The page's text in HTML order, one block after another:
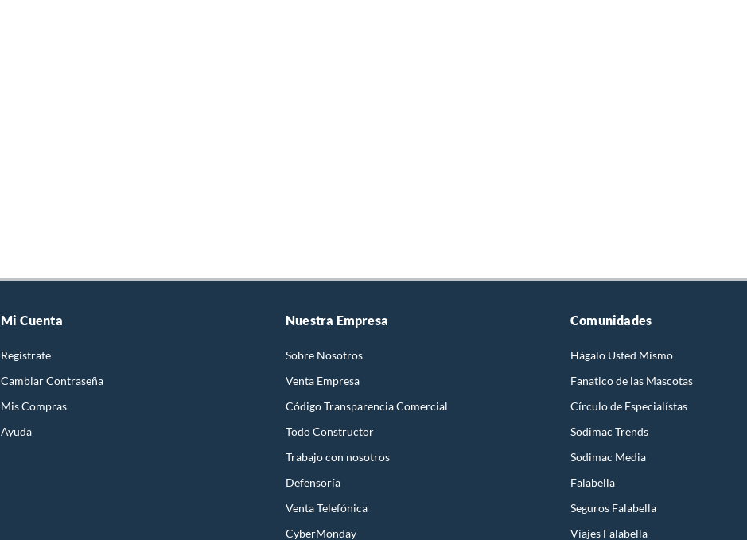
Mi Cuenta
Registrate
Cambiar Contraseña
Mis Compras
Ayuda
Nuestra Empresa
Sobre Nosotros
Venta Empresa
Código Transparencia Comercial
Todo Constructor
Trabajo con nosotros
Defensoría
Venta Telefónica
CyberMonday
Comunidades
Hágalo Usted Mismo
Fanatico de las Mascotas
Círculo de Especialístas
Sodimac Trends
Sodimac Media
Falabella
Seguros Falabella
Viajes Falabella